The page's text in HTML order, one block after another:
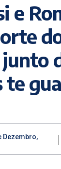
e
te
Dezembro,